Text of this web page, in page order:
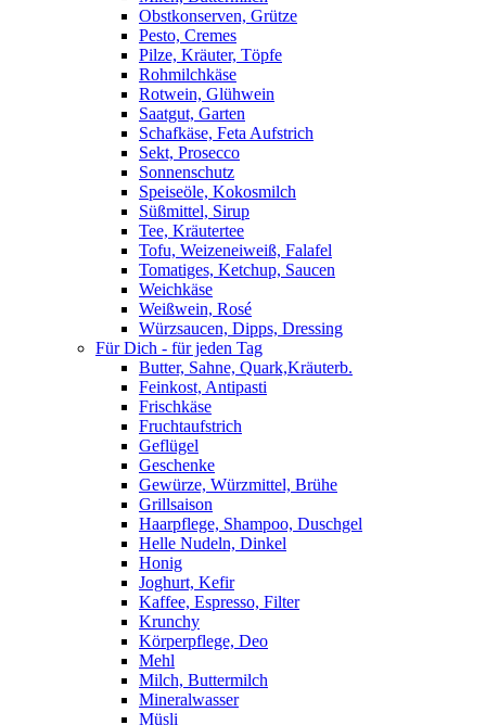
Obstkonserven, Grütze
Pesto, Cremes
Pilze, Kräuter, Töpfe
Rohmilchkäse
Rotwein, Glühwein
Saatgut, Garten
Schafkäse, Feta Aufstrich
Sekt, Prosecco
Sonnenschutz
Speiseöle, Kokosmilch
Süßmittel, Sirup
Tee, Kräutertee
Tofu, Weizeneiweiß, Falafel
Tomatiges, Ketchup, Saucen
Weichkäse
Weißwein, Rosé
Würzsaucen, Dipps, Dressing
Für Dich - für jeden Tag
Butter, Sahne, Quark,Kräuterb.
Feinkost, Antipasti
Frischkäse
Fruchtaufstrich
Geflügel
Geschenke
Gewürze, Würzmittel, Brühe
Grillsaison
Haarpflege, Shampoo, Duschgel
Helle Nudeln, Dinkel
Honig
Joghurt, Kefir
Kaffee, Espresso, Filter
Krunchy
Körperpflege, Deo
Mehl
Milch, Buttermilch
Mineralwasser
Müsli